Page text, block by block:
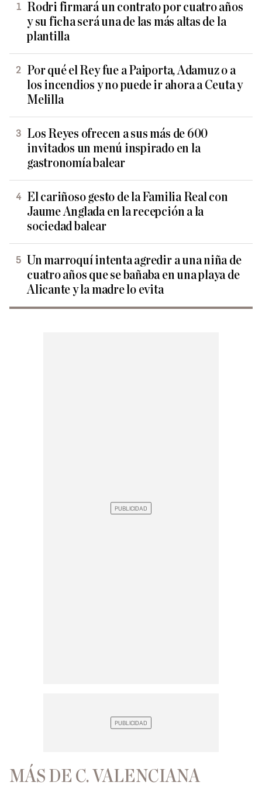
Rodri firmará un contrato por cuatro años
y su ficha será una de las más altas de la
plantilla
Por qué el Rey fue a Paiporta, Adamuz o a
los incendios y no puede ir ahora a Ceuta y
Melilla
Los Reyes ofrecen a sus más de 600
invitados un menú inspirado en la
gastronomía balear
El cariñoso gesto de la Familia Real con
Jaume Anglada en la recepción a la
sociedad balear
Un marroquí intenta agredir a una niña de
cuatro años que se bañaba en una playa de
Alicante y la madre lo evita
MÁS DE C. VALENCIANA